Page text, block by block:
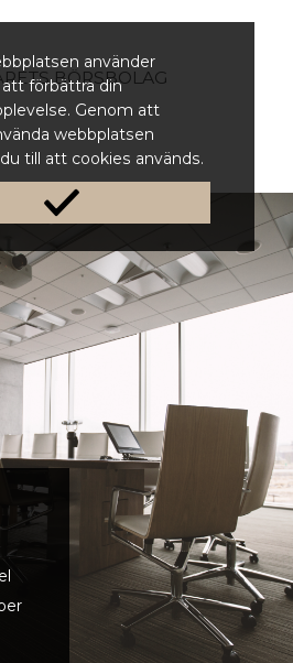
använder
förbättra din
Genom att
webbplatsen
till att cookies används.
BÖRSBOLAG